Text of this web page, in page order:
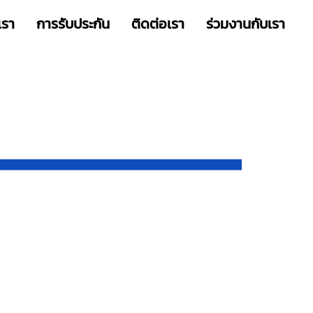
า การรับประกัน ติดต่อเรา ร่วมงานกับเรา